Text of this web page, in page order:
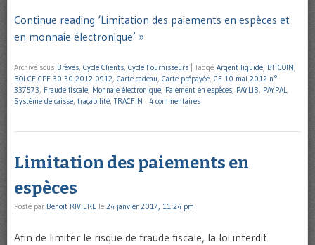
Continue reading ‘Limitation des paiements en espèces et
en monnaie électronique’ »
Archivé sous Brèves, Cycle Clients, Cycle Fournisseurs Taggé Argent liquide, BITCOIN,
BOI-CF-CPF-30-30-2012 0912, Carte cadeau, Carte prépayée, CE 10 mai 2012 n°
337573, Fraude fiscale, Monnaie électronique, Paiement en espèces, PAYLIB, PAYPAL,
Système de caisse, traçabilité, TRACFIN 4 commentaires
Limitation des paiements en
espèces
Posté par Benoît RIVIERE le 24 janvier 2017, 11:24 pm
Afin de limiter le risque de fraude fiscale, la loi interdit